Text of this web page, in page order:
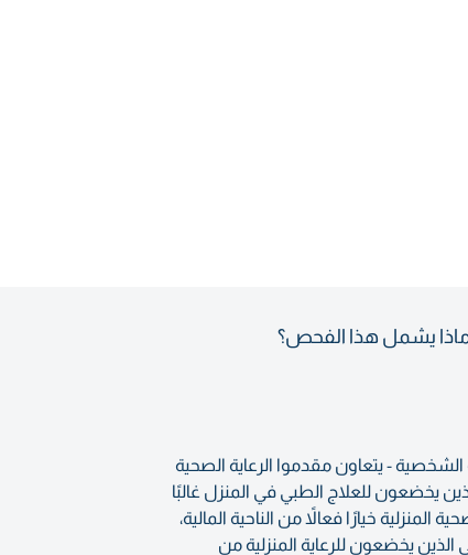
يشمل هذا الفحص؟
الشخصية - يتعاون مقدموا الرعاية الصحية
يخضعون للعلاج الطبي في المنزل غالبًا
خيارًا فعالاً من الناحية المالية،
يخضعون للرعاية المنزلية من